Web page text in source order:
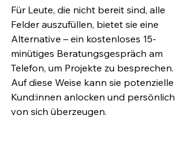
Für Leute, die nicht bereit sind, alle
Felder auszufüllen, bietet sie eine
Alternative – ein kostenloses 15-
minütiges Beratungsgespräch am
Telefon, um Projekte zu besprechen.
Auf diese Weise kann sie potenzielle
Kund:innen anlocken und persönlich
von sich überzeugen.